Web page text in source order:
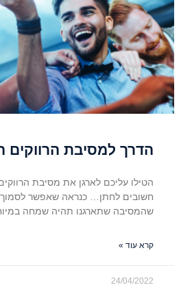
הדרך למסיבת
הטילו עליכם לארגן את מסיבת
חשובים לחתן… כנראה שאפשר לסמוך
שהמסיבה שתארגנו תהיה שמחה
קרא עוד »
24/04/2022